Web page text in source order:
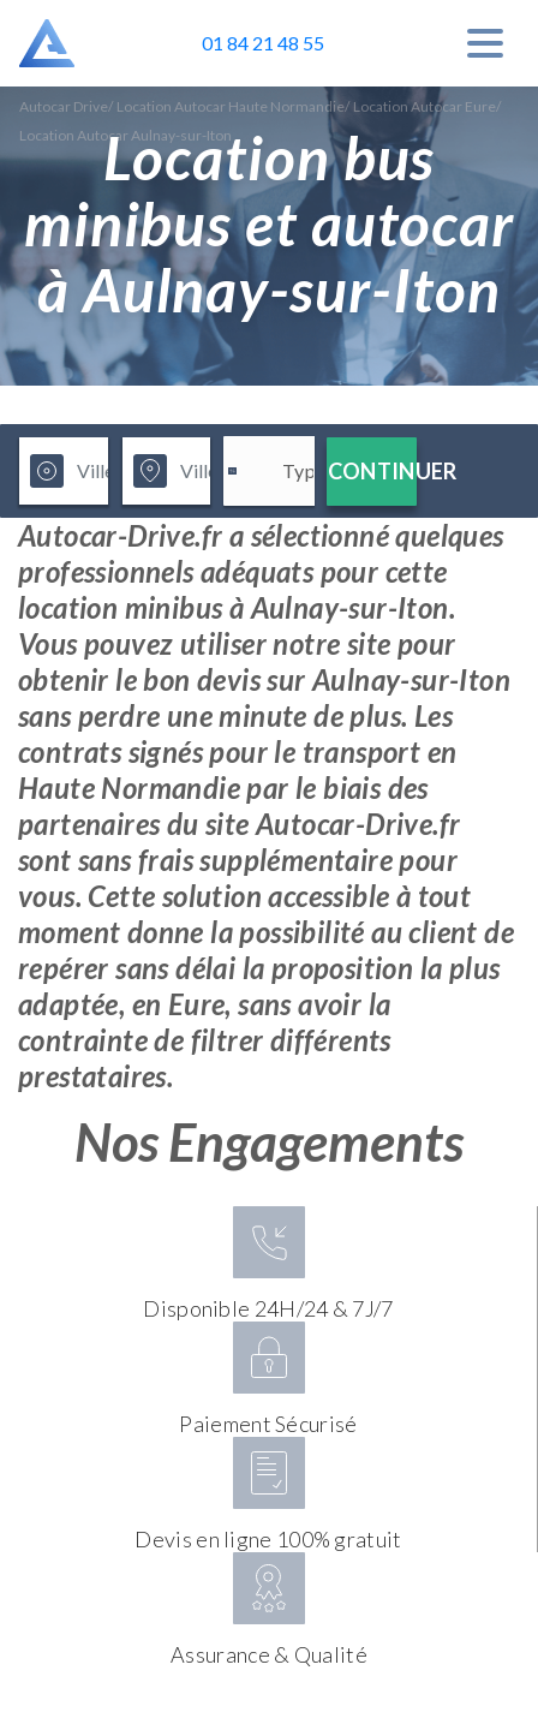
01 84 21 48 55
Autocar Drive/ Location Autocar Haute Normandie/ Location Autocar Eure/
Location Autocar Aulnay-sur-Iton
Location bus
minibus et autocar
à Aulnay-sur-Iton
CONTINUER
Autocar-Drive.fr a sélectionné quelques
professionnels adéquats pour cette
location minibus à Aulnay-sur-Iton.
Vous pouvez utiliser notre site pour
obtenir le bon devis sur Aulnay-sur-Iton
sans perdre une minute de plus. Les
contrats signés pour le transport en
Haute Normandie par le biais des
partenaires du site Autocar-Drive.fr
sont sans frais supplémentaire pour
vous. Cette solution accessible à tout
moment donne la possibilité au client de
repérer sans délai la proposition la plus
adaptée, en Eure, sans avoir la
contrainte de filtrer différents
prestataires.
Nos Engagements
Disponible 24H/24 & 7J/7
Paiement Sécurisé
Devis en ligne 100% gratuit
Assurance & Qualité